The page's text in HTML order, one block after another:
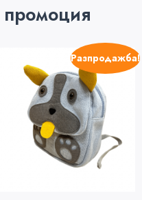
Разпродажба!